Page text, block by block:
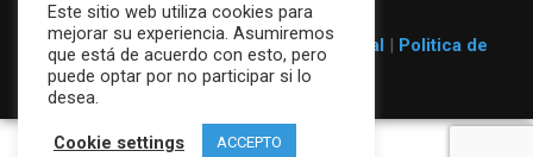
© 1996-2026Estanterías Galser|Aviso legal | Politica de
cookies
Este sitio web utiliza cookies para
mejorar su experiencia. Asumiremos
que está de acuerdo con esto, pero
puede optar por no participar si lo
desea.
Cookie settings ACCEPTO